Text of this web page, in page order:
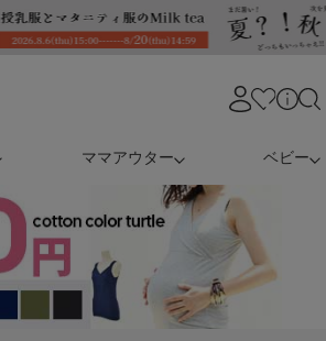
ママアウター ベビー